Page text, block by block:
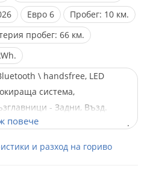
Евро 6 Пробег: 10 км.
пробег: 66 км.
\ handsfree, LED
система,
- Задни, Възд.
възглавници - Стран., Ел.
Кожен салон, Лети
и разход на гориво